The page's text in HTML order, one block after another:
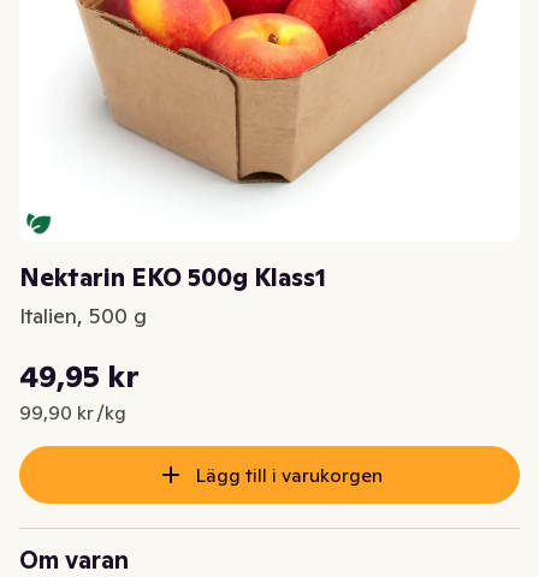
Nektarin EKO 500g Klass1
Italien, 500 g
Nuvarande pris är: 49,95 kr
49,95 kr
99,90 kr /kg
Styckpris: 99,90 kr /kg
Lägg till i varukorgen
Om varan